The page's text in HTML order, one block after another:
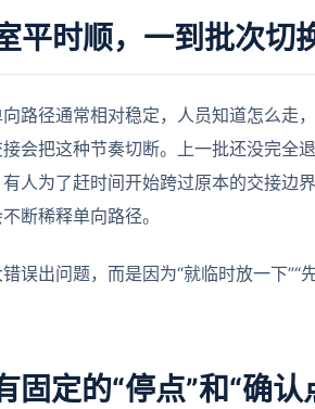
平时顺，一到批次切
路径通常相对稳定，人员知道怎么走
会把这种节奏切断。上一批还没完全
人为了赶时间开始跨过原本的交接边
断稀释单向路径。
误出问题，而是因为“就临时放一下”“
固定的“停点”和“确认